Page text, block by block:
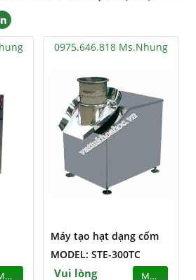
MUA
0975.646.818 Ms.Nhung
Máy tạo hạt dạng cốm
MODEL: STE-300TC
Vui lòng
MUA